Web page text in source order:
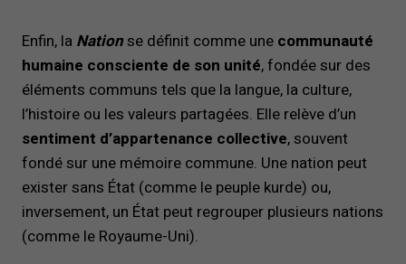
Enfin, la Nationse définit comme une communauté
humaine consciente de son unité, fondée sur des
éléments communs tels que la langue, la culture,
l’histoire ou les valeurs partagées. Elle relève d’un
sentiment d’appartenance collective, souvent
fondé sur une mémoire commune. Une nation peut
exister sans État (comme le peuple kurde) ou,
inversement, un État peut regrouper plusieurs nations
(comme le Royaume-Uni).